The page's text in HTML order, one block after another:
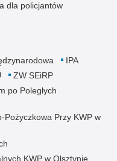
dla policjantów
IPA
ZW SEiRP
po Poległych
Pożyczkowa Przy KWP w
KWP w Olsztynie